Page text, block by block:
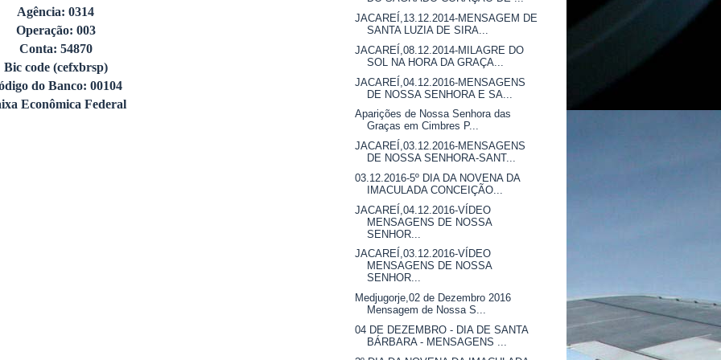
Agência: 0314
Operação: 003
Conta: 54870
Bic code (cefxbrsp)
do Banco: 00104
Econômica Federal
JACAREÍ,13.12.2014-MENSAGEM DE
SANTA LUZIA DE SIRA...
JACAREÍ,08.12.2014-MILAGRE DO
SOL NA HORA DA GRAÇA...
JACAREÍ,04.12.2016-MENSAGENS
DE NOSSA SENHORA E SA...
Aparições de Nossa Senhora das
Graças em Cimbres P...
JACAREÍ,03.12.2016-MENSAGENS
DE NOSSA SENHORA-SANT...
03.12.2016-5º DIA DA NOVENA DA
IMACULADA CONCEIÇÃO...
JACAREÍ,04.12.2016-VÍDEO
MENSAGENS DE NOSSA
SENHOR...
JACAREÍ,03.12.2016-VÍDEO
MENSAGENS DE NOSSA
SENHOR...
Medjugorje,02 de Dezembro 2016
Mensagem de Nossa S...
04 DE DEZEMBRO - DIA DE SANTA
BÁRBARA - MENSAGENS ...